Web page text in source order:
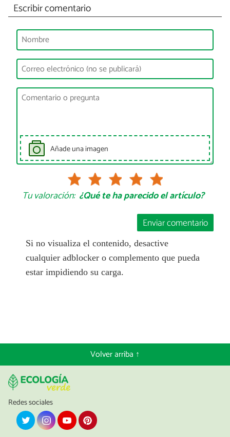
Escribir comentario
Añade una imagen
Tu valoración: ¿Qué te ha parecido el artículo?
Enviar comentario
Si no visualiza el contenido, desactive
cualquier adblocker o complemento que pueda
estar impidiendo su carga.
Volver arriba ↑
Redes sociales